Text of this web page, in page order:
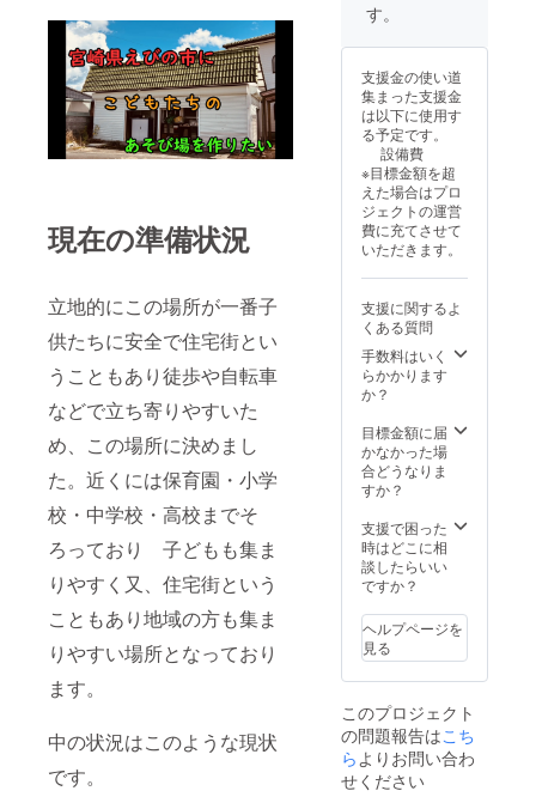
現在の準備状況
立地的にこの場所が一番子
供たちに安全で住宅街とい
うこともあり徒歩や自転車
などで立ち寄りやすいた
め、この場所に決めまし
た。近くには保育園・小学
校・中学校・高校までそ
ろっており 子どもも集ま
りやすく又、住宅街という
こともあり地域の方も集ま
りやすい場所となっており
ます。
中の状況はこのような現状
です。
す。
支援金の使い道
集まった支援金
は以下に使用す
る予定です。
設備費
※目標金額を超
えた場合はプロ
ジェクトの運営
費に充てさせて
いただきます。
支援に関するよ
くある質問
手数料はいく
らかかります
か？
目標金額に届
かなかった場
合どうなりま
すか？
支援で困った
時はどこに相
談したらいい
ですか？
ヘルプページを
見る
このプロジェクト
の問題報告はこち
らよりお問い合わ
せください